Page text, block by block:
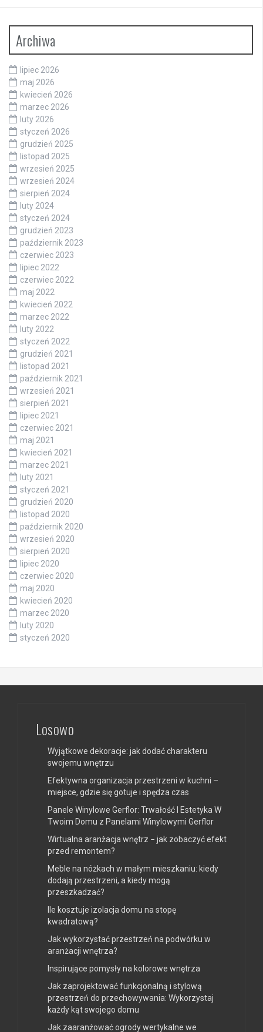
Archiwa
lipiec 2026
maj 2026
kwiecień 2026
marzec 2026
luty 2026
styczeń 2026
grudzień 2025
listopad 2025
wrzesień 2025
wrzesień 2024
sierpień 2024
luty 2024
styczeń 2024
grudzień 2023
październik 2023
czerwiec 2023
lipiec 2022
czerwiec 2022
maj 2022
kwiecień 2022
marzec 2022
luty 2022
styczeń 2022
grudzień 2021
listopad 2021
październik 2021
wrzesień 2021
sierpień 2021
lipiec 2021
czerwiec 2021
maj 2021
kwiecień 2021
marzec 2021
luty 2021
styczeń 2021
grudzień 2020
listopad 2020
październik 2020
wrzesień 2020
sierpień 2020
lipiec 2020
czerwiec 2020
maj 2020
kwiecień 2020
marzec 2020
luty 2020
styczeń 2020
Losowo
Wyjątkowe dekoracje: jak dodać charakteru
swojemu wnętrzu
Efektywna organizacja przestrzeni w kuchni –
miejsce, gdzie się gotuje i spędza czas
Panele Winylowe Gerflor: Trwałość I Estetyka W
Twoim Domu z Panelami Winylowymi Gerflor
Wirtualna aranżacja wnętrz − jak zobaczyć efekt
przed remontem?
Meble na nóżkach w małym mieszkaniu: kiedy
dodają przestrzeni, a kiedy mogą
przeszkadzać?
Ile kosztuje izolacja domu na stopę
kwadratową?
Jak wykorzystać przestrzeń na podwórku w
aranżacji wnętrza?
Inspirujące pomysły na kolorowe wnętrza
Jak zaprojektować funkcjonalną i stylową
przestrzeń do przechowywania: Wykorzystaj
każdy kąt swojego domu
Jak zaaranżować ogrody wertykalne we